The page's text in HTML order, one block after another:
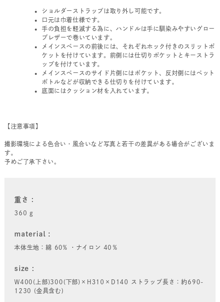
ショルダーストラップは取り外し可能です。
口元は巾着仕様です。
手の負担を軽減する為に、ハンドルは手に馴染みやすいグロー
ブレザーで巻いています。
メインスペースの前後には、それぞれホック付きのスリットポ
ケットを付けています。前側には仕切りポケットとキーストラ
ップを付けています。
メインスペースのサイド片側にはポケット、反対側にはペット
ボトルなどが収納できる仕切りを付けています。
底面にはクッション材を入れています。
【注意事項】
撮影環境による色合い・風合いなど写真と若干の差異がある場合がございま
す。
予めご了承下さい。
重さ
360 g
material
本体生地：綿 60% ・ナイロン 40％
size
W400(上部)300(下部)×H310×D140 ストラップ長さ：約690-
1230 (金具含む)